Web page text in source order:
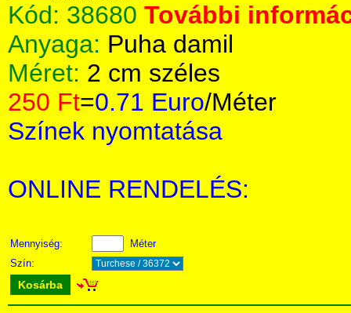
Kód: 38680 További
Anyaga: Puha damil
Méret: 2 cm széles
250 Ft=0.71 Euro/Méter
Színek nyomtatása
ONLINE RENDELÉS:
Mennyiség:
Méter
Szín:
Kosárba